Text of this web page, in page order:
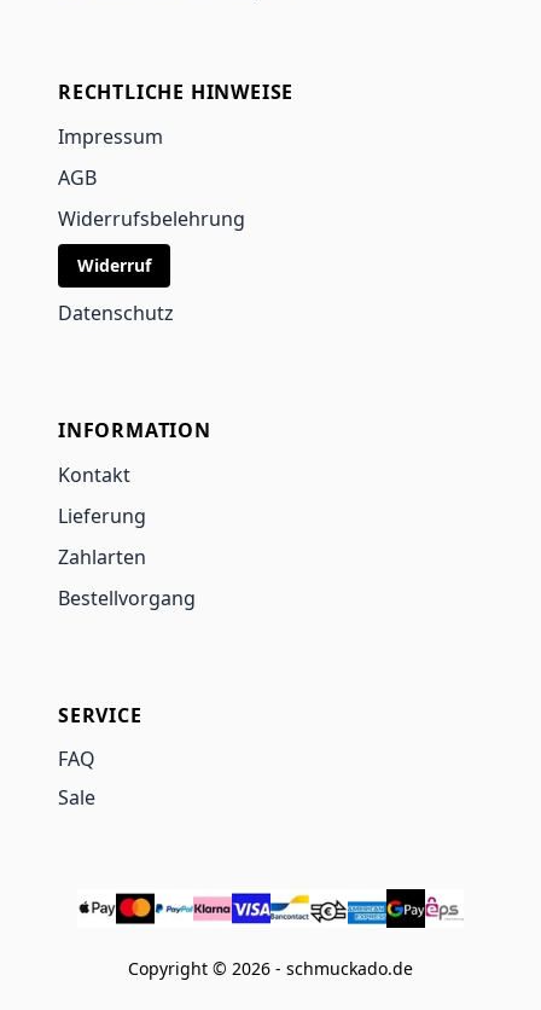
RECHTLICHE HINWEISE
Impressum
AGB
Widerrufsbelehrung
Widerruf
Datenschutz
INFORMATION
Kontakt
Lieferung
Zahlarten
Bestellvorgang
SERVICE
FAQ
Sale
Copyright © 2026 - schmuckado.de